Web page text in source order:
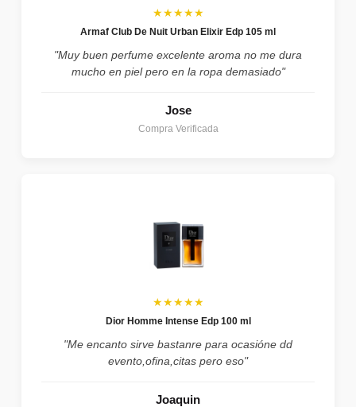
★★★★★
Armaf Club De Nuit Urban Elixir Edp 105 ml
"Muy buen perfume excelente aroma no me dura
mucho en piel pero en la ropa demasiado"
Jose
Compra Verificada
★★★★★
Dior Homme Intense Edp 100 ml
"Me encanto sirve bastanre para ocasióne dd
evento,ofina,citas pero eso"
Joaquin